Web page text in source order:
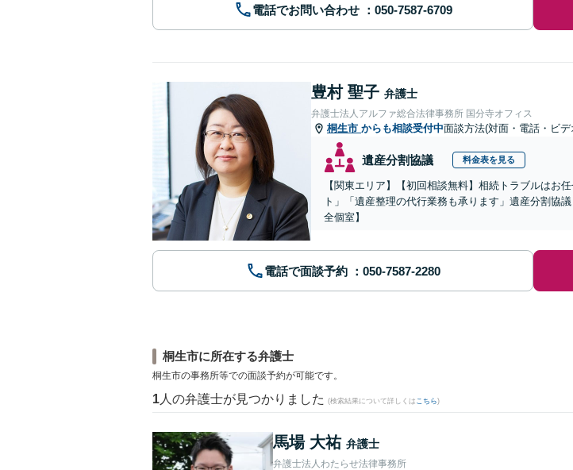
電話でお問い合わせ
豊村 聖子 弁護士
弁護士法人アルファ総合法律事務所 国分寺オフィス
桐生市 からも相談受付中面談方法(対面・電話・ビ
遺産分割協議 料金表を見る
【関東エリア】【初回相談無料】相続トラブルはお
ト」「遺産整理の代行業務も承ります」遺産分割協
全個室】
電話で面談予約
桐生市に所在する弁護士
桐生市の事務所等での面談予約が可能です。
1 人の弁護士が見つかりました (検索結果について詳しくは こちら)
馬場 大祐 弁護士
弁護士法人わたらせ法律事務所